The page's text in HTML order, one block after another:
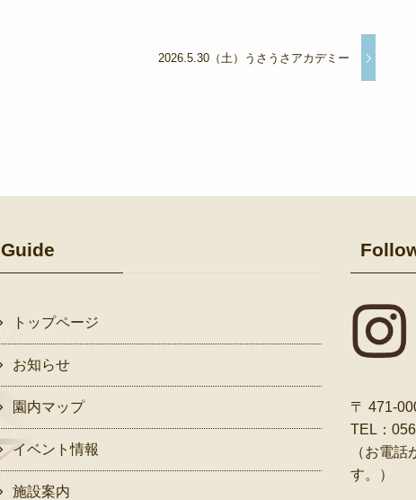
2026.5.30（土）うさうさアカデミー
Guide
トップページ
お知らせ
園内マップ
イベント情報
施設案内
〒 471-
TEL：
（お電
す。）